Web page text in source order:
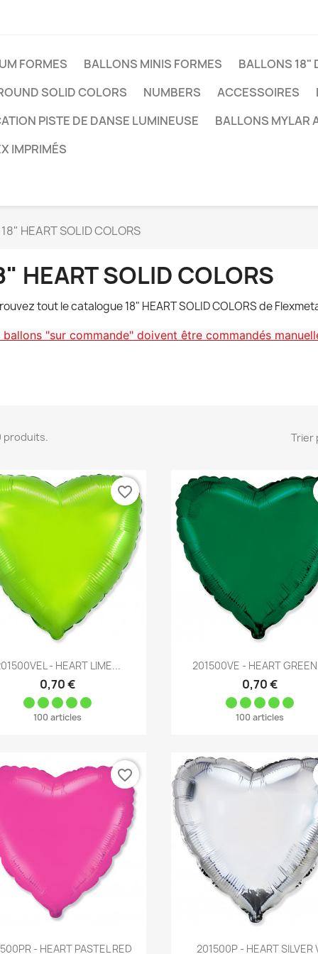
FORMES BALLONS MINIS FORMES
BALLONS 18"
SOLID COLORS
NUMBERS ACCESSOIRES
PISTE DE DANSE LUMINEUSE
BALLONS MYLAR
IMPRIMÉS
18" HEART SOLID COLORS
HEART SOLID COLORS
tout le catalogue 18" HEART SOLID COLORS de
ballons "sur commande" doivent être commandés
produits. Trier
Aperçu rapide
- HEART LIME...
0,70 €
100 articles
favorite_border
Aperçu rapide
201500VE - HEART GREEN
0,70 €
100 articles
Aperçu rapide
- HEART PASTEL RED
favorite_border
Aperçu rapide
201500P - HEART SILVER